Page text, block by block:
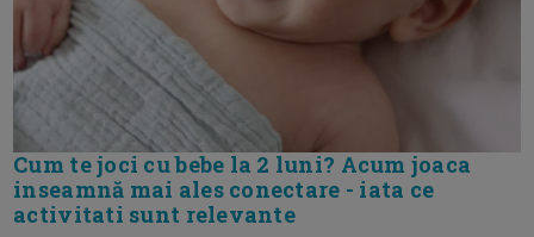
Cum te joci cu bebe la 2 luni? Acum joaca
inseamnă mai ales conectare - iata ce
activitati sunt relevante